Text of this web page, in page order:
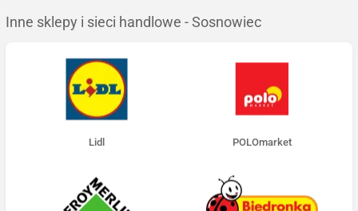
Inne sklepy i sieci handlowe - Sosnowiec
Lidl POLOmarket